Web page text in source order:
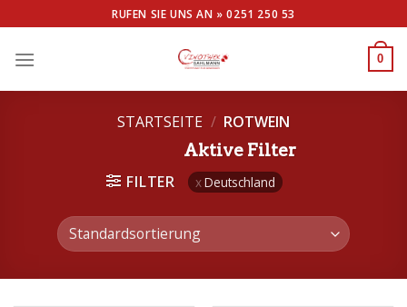
to
content
RUFEN SIE UNS AN »0251 250 53
0
STARTSEITE / ROTWEIN
FILTER
Aktive Filter
Deutschland